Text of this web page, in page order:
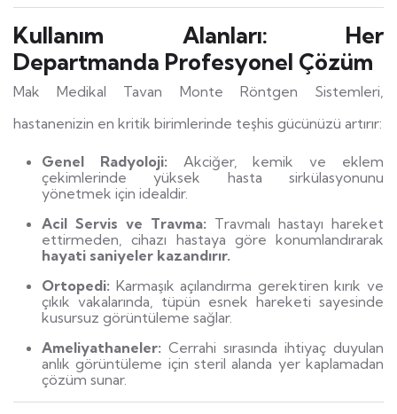
Kullanım Alanları: Her
Departmanda Profesyonel Çözüm
Mak Medikal Tavan Monte Röntgen Sistemleri,
hastanenizin en kritik birimlerinde teşhis gücünüzü artırır:
Genel Radyoloji: Akciğer, kemik ve eklem
çekimlerinde yüksek hasta sirkülasyonunu
yönetmek için idealdir.
Acil Servis ve Travma: Travmalı hastayı hareket
ettirmeden, cihazı hastaya göre konumlandırarak
hayati saniyeler kazandırır.
Ortopedi: Karmaşık açılandırma gerektiren kırık ve
çıkık vakalarında, tüpün esnek hareketi sayesinde
kusursuz görüntüleme sağlar.
Ameliyathaneler: Cerrahi sırasında ihtiyaç duyulan
anlık görüntüleme için steril alanda yer kaplamadan
çözüm sunar.